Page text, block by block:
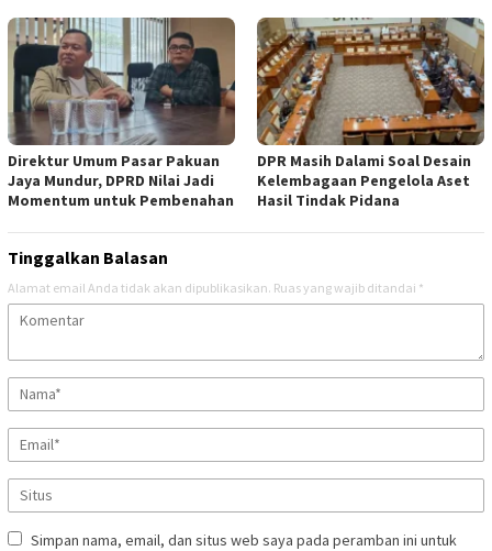
Direktur Umum Pasar Pakuan
Jaya Mundur, DPRD Nilai Jadi
Momentum untuk Pembenahan
DPR Masih Dalami Soal Desain
Kelembagaan Pengelola Aset
Hasil Tindak Pidana
Tinggalkan Balasan
Alamat email Anda tidak akan dipublikasikan. Ruas yang wajib ditandai *
Simpan nama, email, dan situs web saya pada peramban ini untuk